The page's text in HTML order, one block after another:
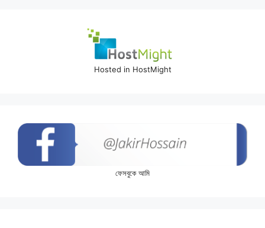
Hosted in HostMight
ফেসবুকে আমি